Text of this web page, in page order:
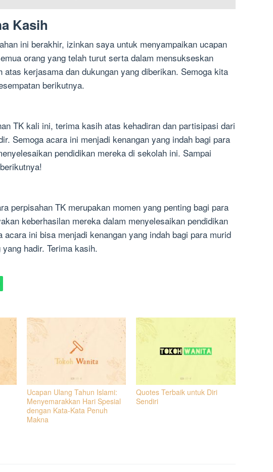
Kasih
ini berakhir, izinkan saya untuk menyampaikan ucapan
orang yang telah turut serta dalam mensukseskan
atas kerjasama dan dukungan yang diberikan. Semoga kita
berikutnya.
TK kali ini, terima kasih atas kehadiran dan partisipasi dari
Semoga acara ini menjadi kenangan yang indah bagi para
pendidikan mereka di sekolah ini. Sampai
perpisahan TK merupakan momen yang penting bagi para
keberhasilan mereka dalam menyelesaikan pendidikan
acara ini bisa menjadi kenangan yang indah bagi para murid
hadir. Terima kasih.
Ucapan Ulang Tahun Islami:
Menyemarakkan Hari Spesial
dengan Kata-Kata Penuh
Makna
Quotes Terbaik untuk Diri
Sendiri